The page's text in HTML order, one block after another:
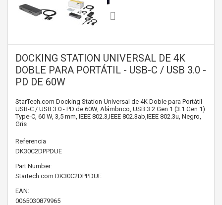
DOCKING STATION UNIVERSAL DE 4K
DOBLE PARA PORTÁTIL - USB-C / USB 3.0 -
PD DE 60W
StarTech.com Docking Station Universal de 4K Doble para Portátil -
USB-C / USB 3.0 - PD de 60W, Alámbrico, USB 3.2 Gen 1 (3.1 Gen 1)
Type-C, 60 W, 3,5 mm, IEEE 802.3,IEEE 802.3ab,IEEE 802.3u, Negro,
Gris
Referencia
DK30C2DPPDUE
Part Number:
Startech.com DK30C2DPPDUE
EAN:
0065030879965